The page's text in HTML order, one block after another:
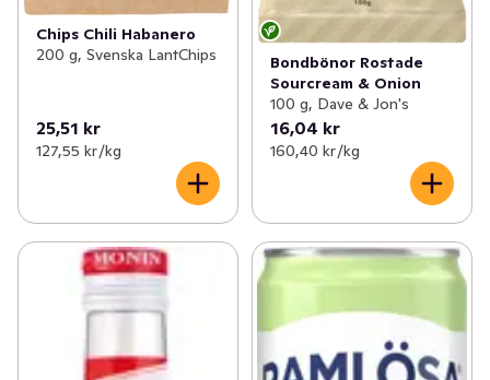
Chips Chili Habanero
200 g, Svenska LantChips
25,51 kr
127,55 kr /kg
Bondbönor Rostade
Sourcream & Onion
100 g, Dave & Jon's
16,04 kr
160,40 kr /kg